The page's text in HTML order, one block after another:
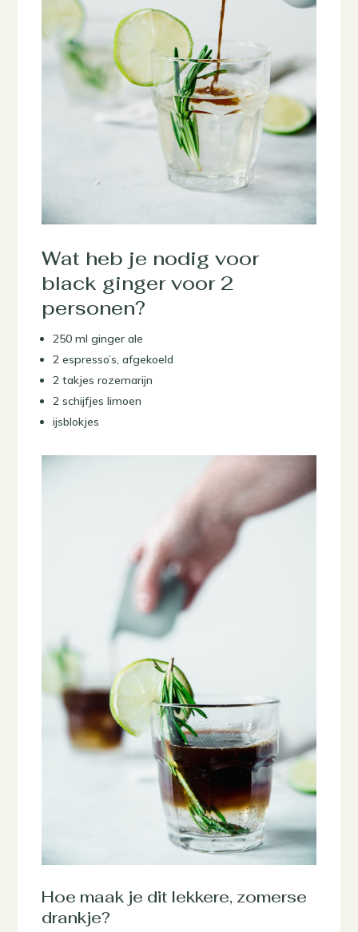
Wat heb je nodig voor
black ginger voor 2
personen?
250 ml ginger ale
2 espresso’s, afgekoeld
2 takjes rozemarijn
2 schijfjes limoen
ijsblokjes
Hoe maak je dit lekkere, zomerse
drankje?